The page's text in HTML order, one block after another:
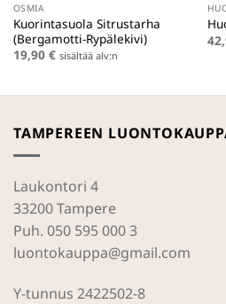
OSMIA
Kuorintasuola Sitrustarha
(Bergamotti-Rypälekivi)
19,90 € sisältää alv:n
TAMPEREEN
Laukontori 4
33200 Tampere
Puh. 050 595 000 3
luontokauppa@gmail.com
Y-tunnus 2422502-8